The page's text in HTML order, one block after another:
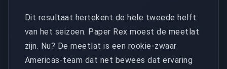
Dit resultaat hertekent de hele tweede helft
van het seizoen. Paper Rex moest de meetlat
zijn. Nu? De meetlat is een rookie-zwaar
Americas-team dat net bewees dat ervaring